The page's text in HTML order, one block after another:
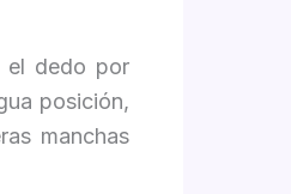
el dedo por
posición,
manchas